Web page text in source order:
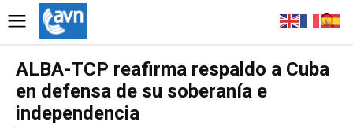
ALBA-TCP reafirma respaldo a Cuba
en defensa de su soberanía e
independencia